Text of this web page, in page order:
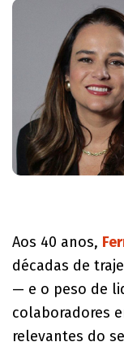
​Aos 40 anos,
décadas de
— e o peso de
colaboradores
relevantes do